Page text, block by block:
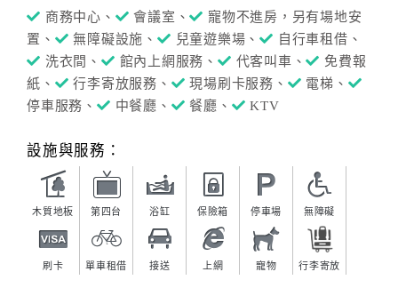
商務中心、 會議室、
寵物不進房，另有場地安
置、
無障礙設施、 兒童遊樂場、
自行車租借、
洗衣間、
館內上網服務、 代客叫車、
免費報
紙、
行李寄放服務、 現場刷卡服務、
電梯、
停車服務、
中餐廳、 餐廳、 KTV
設施與服務：
木質地板 第四台 浴缸 保險箱 停車場 無障礙
刷卡 單車租借 接送 上網 寵物 行李寄放